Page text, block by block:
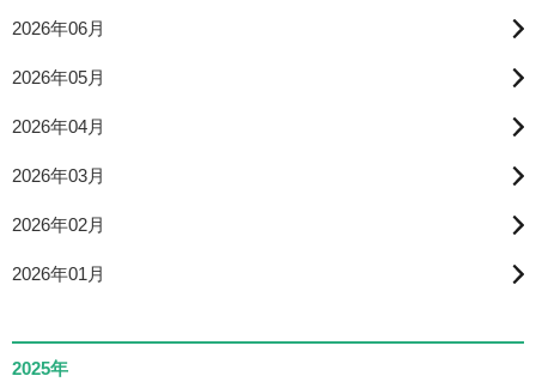
2026年06月
2026年05月
2026年04月
2026年03月
2026年02月
2026年01月
2025年